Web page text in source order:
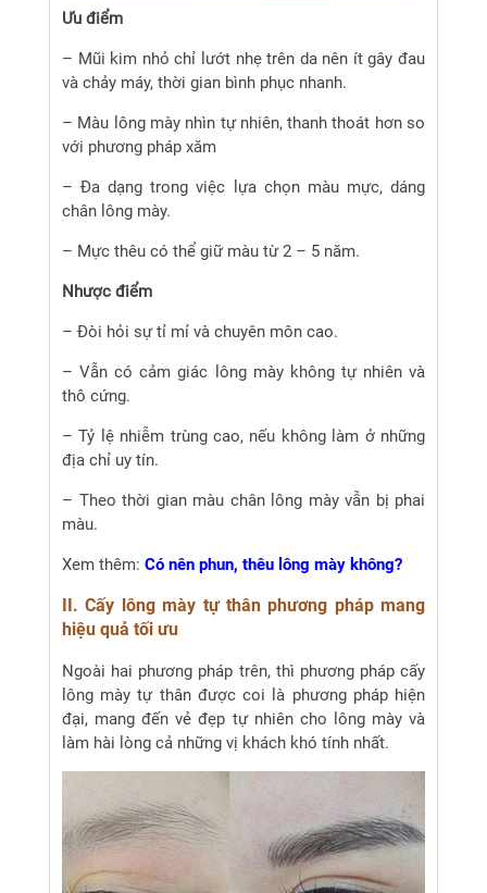
Ưu điểm
– Mũi kim nhỏ chỉ lướt nhẹ trên da nên ít gây đau
và chảy máy, thời gian bình phục nhanh.
– Màu lông mày nhìn tự nhiên, thanh thoát hơn so
với phương pháp xăm
– Đa dạng trong việc lựa chọn màu mực, dáng
chân lông mày.
– Mực thêu có thể giữ màu từ 2 – 5 năm.
Nhược điểm
– Đòi hỏi sự tỉ mỉ và chuyên môn cao.
– Vẫn có cảm giác lông mày không tự nhiên và
thô cứng.
– Tỷ lệ nhiễm trùng cao, nếu không làm ở những
địa chỉ uy tín.
– Theo thời gian màu chân lông mày vẫn bị phai
màu.
Xem thêm: Có nên phun, thêu lông mày không?
II. Cấy lông mày tự thân phương pháp mang
hiệu quả tối ưu
Ngoài hai phương pháp trên, thì phương pháp cấy
lông mày tự thân được coi là phương pháp hiện
đại, mang đến vẻ đẹp tự nhiên cho lông mày và
làm hài lòng cả những vị khách khó tính nhất.